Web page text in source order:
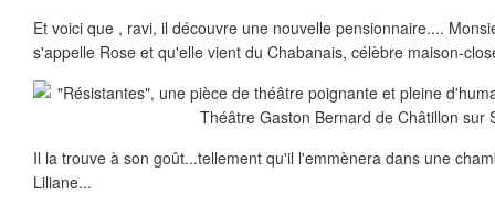
Et voici que , ravi, il découvre une nouvelle pensionnaire....
s'appelle Rose et qu'elle vient du Chabanais, célèbre maison-
Il la trouve à son goût...tellement qu'il l'emmènera dans une
Liliane...